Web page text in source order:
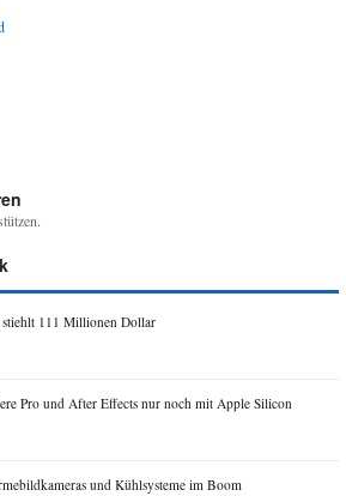
111 Millionen Dollar
Pro und After Effects nur noch mit Apple Silicon
und Kühlsysteme im Boom